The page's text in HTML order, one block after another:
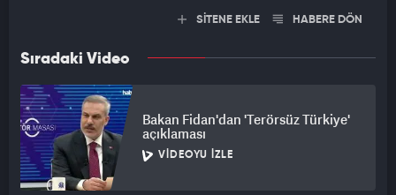
SİTENE EKLE HABERE DÖN
Sıradaki Video
Bakan Fidan'dan 'Terörsüz Türkiye'
açıklaması
VIDEOYU İZLE